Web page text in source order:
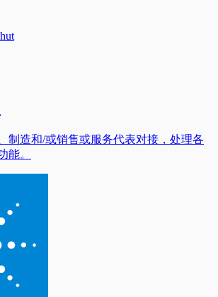
制造和/或销售或服务代表对接，处理各
能。